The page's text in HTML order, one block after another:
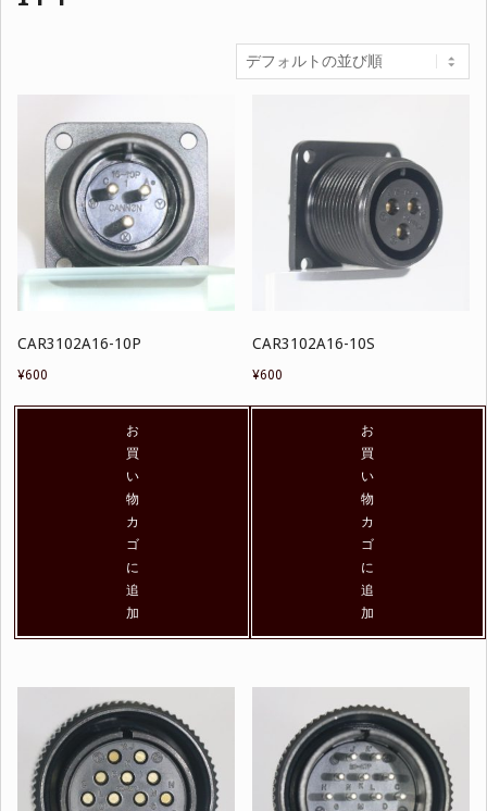
CAR3102A16-10P
¥600
お
買
い
物
カ
ゴ
に
追
加
CAR3102A16-10S
¥600
お
買
い
物
カ
ゴ
に
追
加